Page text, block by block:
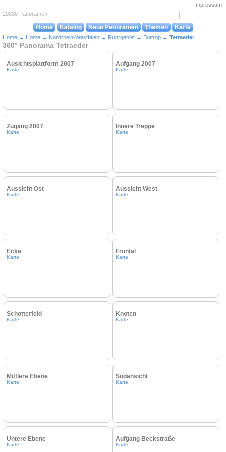
Impressum
20030 Panoramen
Home Katalog Neue Panoramen Themen Karte
Home → Home → Nordrhein-Westfalen → Ruhrgebiet → Bottrop → Tetraeder
360° Panorama Tetraeder
Ausichtsplattform 2007
Karte
Aufgang 2007
Karte
Zugang 2007
Karte
Innere Treppe
Karte
Aussicht Ost
Karte
Aussicht West
Karte
Ecke
Karte
Frontal
Karte
Schotterfeld
Karte
Knoten
Karte
Mittlere Ebene
Karte
Südansicht
Karte
Untere Ebene
Karte
Aufgang Beckstraße
Karte